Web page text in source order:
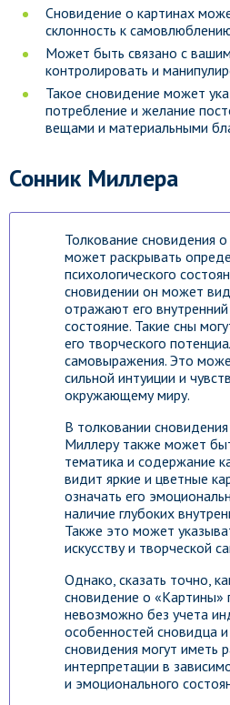
Сновидение о картинах
склонность к
Может быть связано с
контролировать и
Такое сновидение может
потребление и желание
вещами и материальными
Сонник Миллера
Толкование сновидения
может раскрывать
психологического
сновидении он может
отражают его
состояние. Такие сны
его творческого
самовыражения. Это
сильной интуиции и
окружающему миру.
В толковании
Миллеру также может
тематика и содержание
видит яркие и цветные
означать его
наличие глубоких
Также это может
искусству и творческой
Однако, сказать точно,
сновидение о «Картины»
невозможно без учета
особенностей сновидца и
сновидения могут иметь
интерпретации в
и эмоционального